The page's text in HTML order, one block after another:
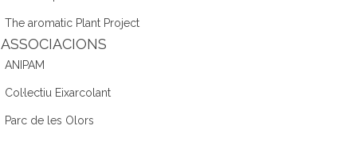
The aromatic Plant Project
ASSOCIACIONS
ANIPAM
Col·lectiu Eixarcolant
Parc de les Olors